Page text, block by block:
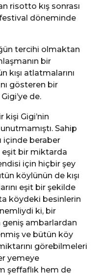
risotto kış sonrası
döneminde
tercihi olmaktan
bir
kışı atlatmalarını
gösteren bir
de.
kişi Gigi’nin
Sahip
içinde beraber
bir miktarda
için hiçbir şey
köylünün de kışı
eşit bir şekilde
köydeki besinlerin
ki, bir
ambarlardan
ve bütün köy
görebilmeleri
yemeye
şeffaflık hem de